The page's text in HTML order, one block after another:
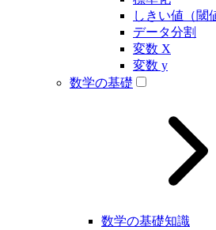
しきい値（閾
データ分割
変数 X
変数 y
数学の基礎
数学の基礎知識